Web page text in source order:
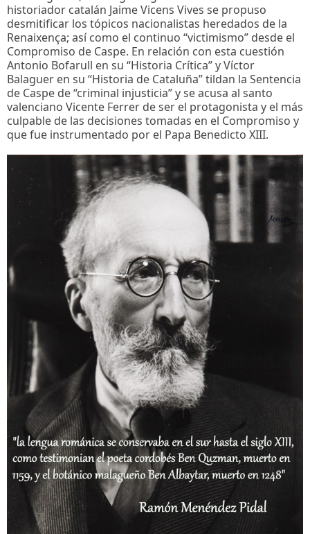
historiador catalán Jaime Vicens Vives se propuso
desmitificar los tópicos nacionalistas heredados de la
Renaixença; así como el continuo “victimismo” desde el
Compromiso de Caspe. En relación con esta cuestión
Antonio Bofarull en su “Historia Crítica” y Víctor
Balaguer en su “Historia de Cataluña” tildan la Sentencia
de Caspe de “criminal injusticia” y se acusa al santo
valenciano Vicente Ferrer de ser el protagonista y el más
culpable de las decisiones tomadas en el Compromiso y
que fue instrumentado por el Papa Benedicto XIII.